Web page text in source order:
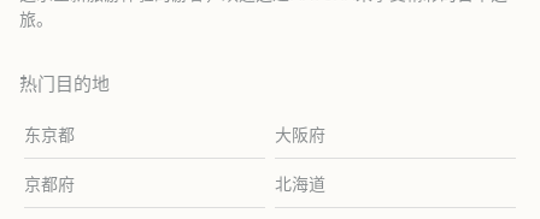
旅。
热门目的地
东京都 大阪府
京都府 北海道